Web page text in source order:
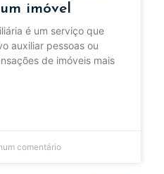
imóvel
é um serviço que
auxiliar pessoas ou
de imóveis mais
comentário